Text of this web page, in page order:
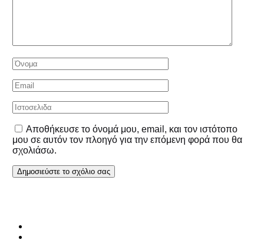
Αποθήκευσε το όνομά μου, email, και τον ιστότοπο
μου σε αυτόν τον πλοηγό για την επόμενη φορά που θα
σχολιάσω.